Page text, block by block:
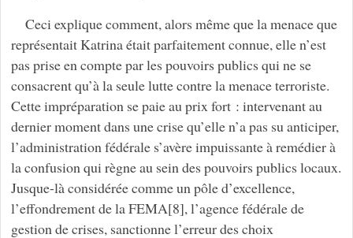
Ceci explique comment, alors même que la menace que
représentait Katrina était parfaitement connue, elle n’est
pas prise en compte par les pouvoirs publics qui ne se
consacrent qu’à la seule lutte contre la menace terroriste.
Cette impréparation se paie au prix fort : intervenant au
dernier moment dans une crise qu’elle n’a pas su anticiper,
l’administration fédérale s’avère impuissante à remédier à
la confusion qui règne au sein des pouvoirs publics locaux.
Jusque-là considérée comme un pôle d’excellence,
l’effondrement de la FEMA[8], l’agence fédérale de
gestion de crises, sanctionne l’erreur des choix